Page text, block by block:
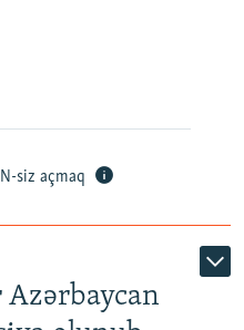
siz açmaq
Azərbaycan